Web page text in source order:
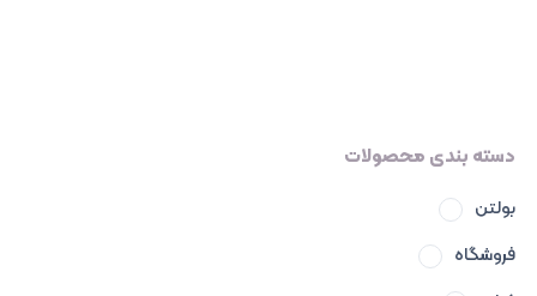
دسته بندی محصولات
بولتن
فروشگاه